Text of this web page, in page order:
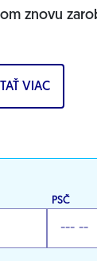
znovu
a...
VIAC
PSČ